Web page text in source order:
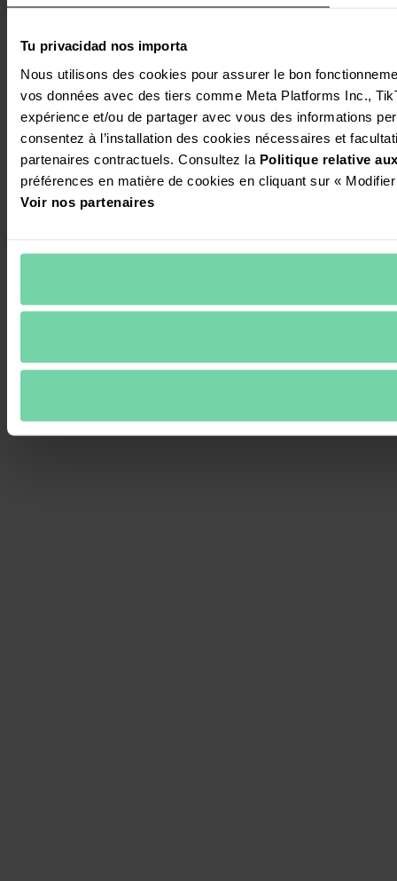
Tu privacidad nos importa
Nous utilisons des cookies pour assurer le bon
vos données avec des tiers comme Meta Platforms Inc.,
expérience et/ou de partager avec vous des informations
consentez à l’installation des cookies nécessaires et
partenaires contractuels. Consultez la Politique relative
préférences en matière de cookies en cliquant sur «
Voir nos partenaires